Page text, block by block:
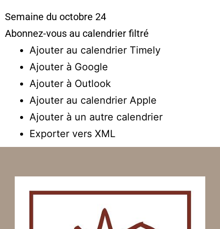
Semaine du octobre 24
Abonnez-vous au calendrier filtré
Ajouter au calendrier Timely
Ajouter à Google
Ajouter à Outlook
Ajouter au calendrier Apple
Ajouter à un autre calendrier
Exporter vers XML